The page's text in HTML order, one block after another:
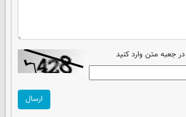
جعبه متن وارد کنید
ارسال